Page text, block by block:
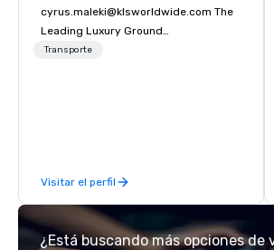
cyrus.maleki@klsworldwide.com The
Leading Luxury Ground
Transportation company since 1998
Transporte
Visitar el perfil
¿Está buscando más opciones de